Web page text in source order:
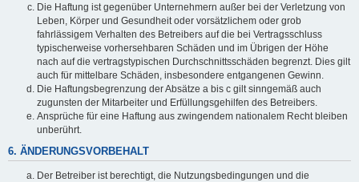
Die Haftung ist gegenüber Unternehmern außer bei der Verletzung von
Leben, Körper und Gesundheit oder vorsätzlichem oder grob
fahrlässigem Verhalten des Betreibers auf die bei Vertragsschluss
typischerweise vorhersehbaren Schäden und im Übrigen der Höhe
nach auf die vertragstypischen Durchschnittsschäden begrenzt. Dies gilt
auch für mittelbare Schäden, insbesondere entgangenen Gewinn.
Die Haftungsbegrenzung der Absätze a bis c gilt sinngemäß auch
zugunsten der Mitarbeiter und Erfüllungsgehilfen des Betreibers.
Ansprüche für eine Haftung aus zwingendem nationalem Recht bleiben
unberührt.
6. ÄNDERUNGSVORBEHALT
Der Betreiber ist berechtigt, die Nutzungsbedingungen und die